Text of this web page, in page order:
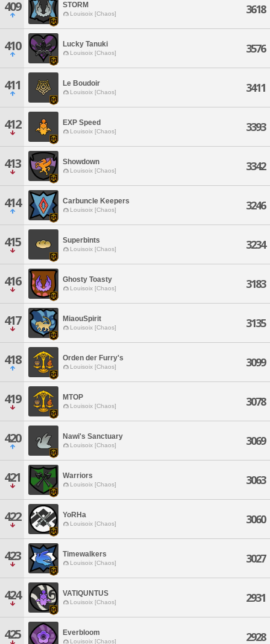
409 STORM
Louisoix [Chaos] 3618
410 Lucky Tanuki
Louisoix [Chaos] 3576
411 Le Boudoir
Louisoix [Chaos] 3411
412 EXP Speed
Louisoix [Chaos] 3393
413 Showdown
Louisoix [Chaos] 3342
414 Carbuncle Keepers
Louisoix [Chaos] 3246
415 Superbints
Louisoix [Chaos] 3234
416 Ghosty Toasty
Louisoix [Chaos] 3183
417 MiaouSpirit
Louisoix [Chaos] 3135
418 Orden der Furry's
Louisoix [Chaos] 3099
419 MTOP
Louisoix [Chaos] 3078
420 Nawi's Sanctuary
Louisoix [Chaos] 3069
421 Warriors
Louisoix [Chaos] 3063
422 YoRHa
Louisoix [Chaos] 3060
423 Timewalkers
Louisoix [Chaos] 3027
424 VATIQUNTUS
Louisoix [Chaos] 2931
425 Everbloom
Louisoix [Chaos] 2928